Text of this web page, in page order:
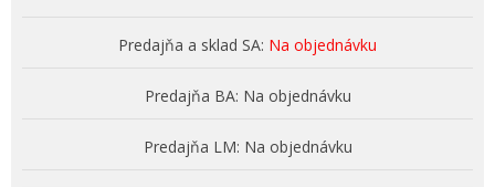
Predajňa a sklad SA: Na objednávku
Predajňa BA: Na objednávku
Predajňa LM: Na objednávku